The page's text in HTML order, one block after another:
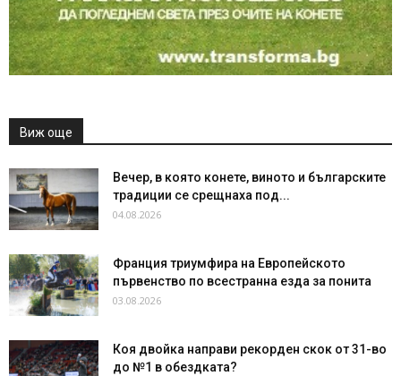
Виж още
Вечер, в която конете, виното и българските
традиции се срещнаха под...
04.08.2026
Франция триумфира на Европейското
първенство по всестранна езда за понита
03.08.2026
Коя двойка направи рекорден скок от 31-во
до №1 в обездката?